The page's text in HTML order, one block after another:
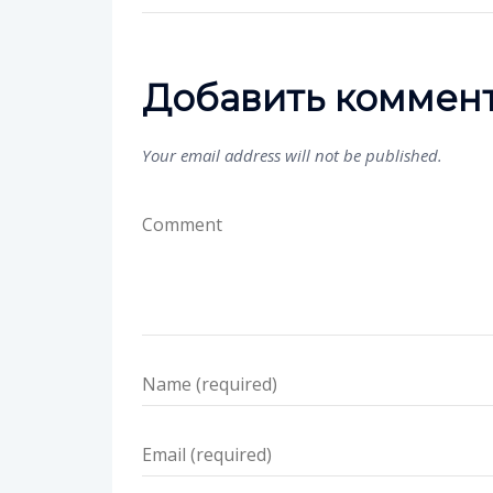
Добавить
Your email address will not be published.